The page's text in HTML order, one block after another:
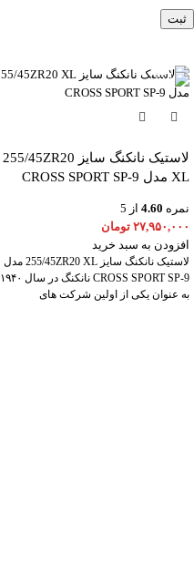
لاستیک نانکنگ سایز 255/45ZR20
XL مدل CROSS SPORT SP-9
نمره 4.60 از 5
۲۷,۹۵۰,۰۰۰ تومان
افزودن به سبد خرید
لاستیک نانکنگ سایز 255/45ZR20 XL مدل
CROSS SPORT SP-9 نانکنگ در سال ۱۹۴۰
به عنوان یکی از اولین شرکت های